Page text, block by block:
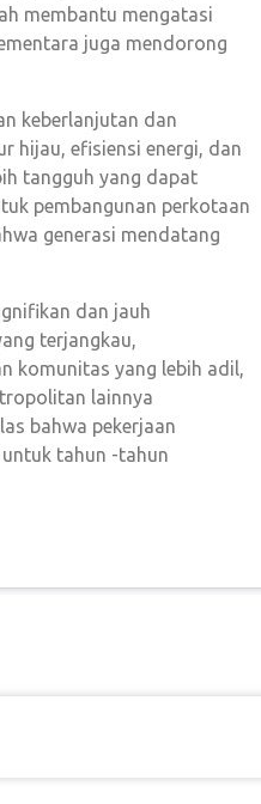
membantu mengatasi
juga mendorong
keberlanjutan dan
hijau, efisiensi energi, dan
tangguh yang dapat
pembangunan perkotaan
generasi mendatang
dan jauh
terjangkau,
komunitas yang lebih adil,
lainnya
bahwa pekerjaan
tahun -tahun